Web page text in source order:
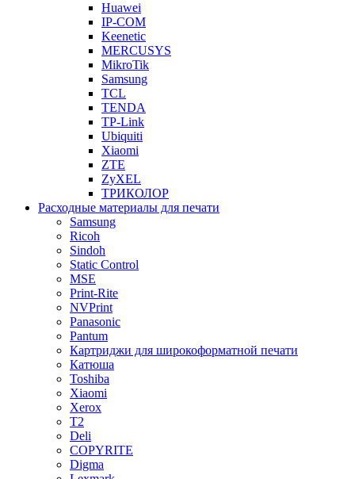
Huawei
IP-COM
Keenetic
MERCUSYS
MikroTik
Samsung
TCL
TENDA
TP-Link
Ubiquiti
Xiaomi
ZTE
ZyXEL
ТРИКОЛОР
Расходные материалы для печати
Samsung
Ricoh
Sindoh
Static Control
MSE
Print-Rite
NVPrint
Panasonic
Pantum
Картриджи для широкоформатной печати
Катюша
Toshiba
Xiaomi
Xerox
T2
Deli
COPYRITE
Digma